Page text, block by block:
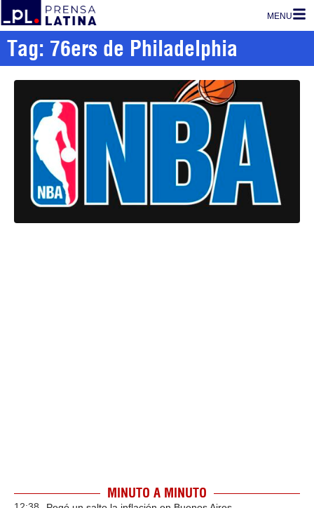
MENU
Tag: 76ers de Philadelphia
MINUTO A MINUTO